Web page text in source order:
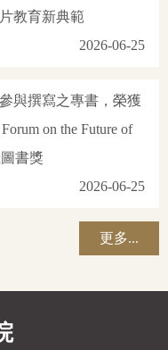
教育新典範
2026-06-25
與撰寫之專書，榮獲
on the Future of
圖書獎
2026-06-25
更多...